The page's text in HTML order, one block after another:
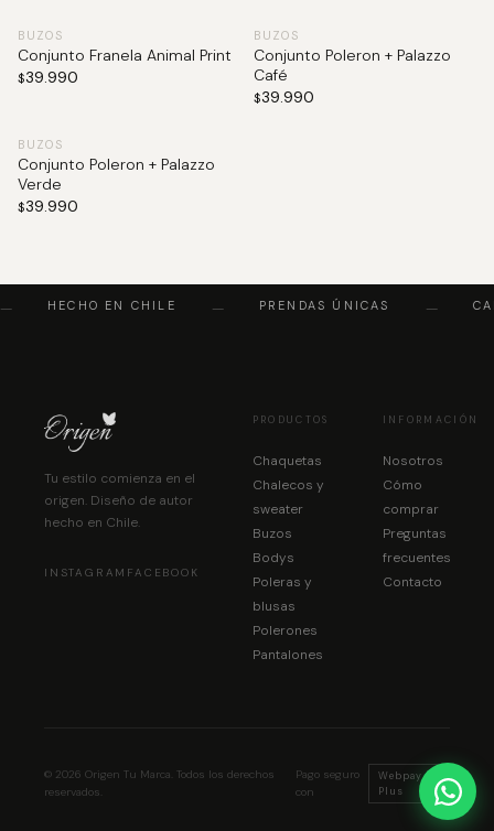
BUZOS
Conjunto Franela Animal Print
$39.990
BUZOS
Conjunto Poleron + Palazzo
Café
$39.990
BUZOS
Conjunto Poleron + Palazzo
Verde
$39.990
HECHO EN CHILE — PRENDAS ÚNICAS —
Tu estilo comienza en el
origen. Diseño de autor
hecho en Chile.
INSTAGRAM FACEBOOK
PRODUCTOS
Chaquetas
Chalecos y
sweater
Buzos
Bodys
Poleras y
blusas
Polerones
Pantalones
INFORMACIÓN
Nosotros
Cómo
comprar
Preguntas
frecuentes
Contacto
© 2026 Origen Tu Marca. Todos los derechos
reservados.
Pago seguro
con
Webpay
Plus